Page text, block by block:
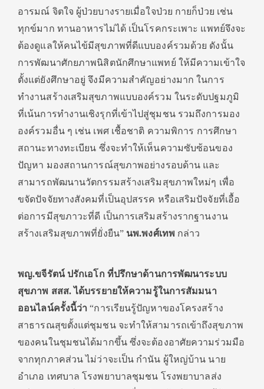
อารมณ์ จิตใจ ผู้ป่วยบางรายเมื่อใจป่วย กายก็ป่วย เช่น
ทุกข์มาก ทานอาหารไม่ได้ เป็นโรคกระเพาะ แพทย์จึงจะ
ต้องดูแลให้คนไข้มีสุขภาพที่ดีแบบองค์รวมด้วย ดังนั้น
การพัฒนาศักยภาพนิสิตนักศึกษาแพทย์ ให้มีความเข้าใจ
ตั้งแต่ยังศึกษาอยู่ จึงมีความสำคัญอย่างมาก ในการ
ทำงานสร้างเสริมสุขภาพแบบองค์รวม ในระดับปฐมภูมิ
ที่เน้นการทำงานเชิงรุกที่เข้าไปสู่ชุมชน รวมถึงการมอง
องค์รวมอื่น ๆ เช่น เพศ เชื้อชาติ ความพิการ การศึกษา
สถานะทางทะเบียน ซึ่งจะทำให้เห็นความซับซ้อนของ
ปัญหา มองสถานการณ์สุขภาพอย่างรอบด้าน และ
สามารถพัฒนานวัตกรรมสร้างเสริมสุขภาพใหม่ๆ เพื่อ
ขจัดปัจจัยทางสังคมที่เป็นอุปสรรค หรือเสริมปัจจัยที่เอื้อ
ต่อการมีสุขภาวะที่ดี เป็นการเสริมสร้างรากฐานงาน
สร้างเสริมสุขภาพที่ยั่งยืน” นพ.พงศ์เทพ กล่าว
พญ.ขจีรัตน์ ปรักเอโก ที่ปรึกษาด้านการพัฒนาระบบ
สุขภาพ สสส. ได้บรรยายให้ความรู้ในการสัมมนา
ออนไลน์ครั้งนี้ว่า“การเรียนรู้ปัญหาของโครงสร้าง
สาธารณสุขตั้งแต่ชุมชน จะทำให้สามารถเข้าถึงสุขภาพ
ของคนในชุมชนได้มากขึ้น ซึ่งจะต้องอาศัยความร่วมมือ
จากทุกภาคส่วน ไม่ว่าจะเป็น กำนัน ผู้ใหญ่บ้าน นาย
อำเภอ เทศบาล โรงพยาบาลชุมชน โรงพยาบาลส่ง